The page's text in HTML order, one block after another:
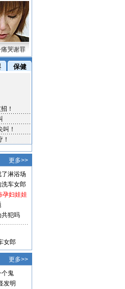
哭谢罪
更多>>
了淋浴场
洗车女郎
孕妇娃娃
共犯吗
女郎
更多>>
个鬼
发明